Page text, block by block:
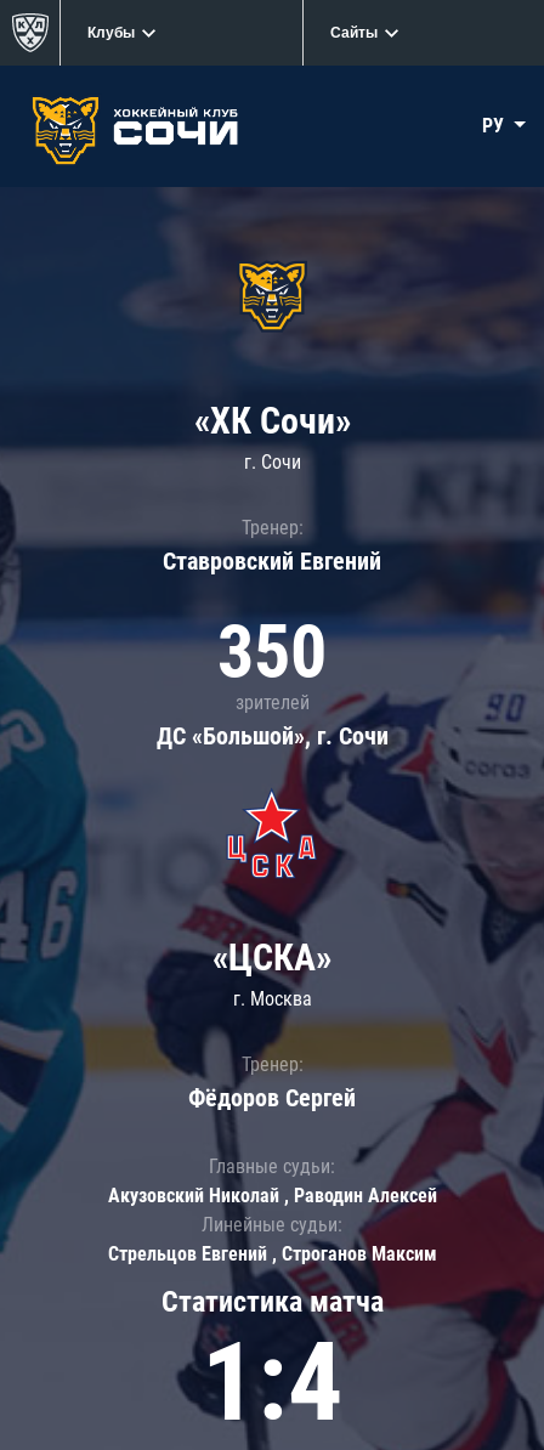
Клубы Сайты
РУ
«ХК Сочи»
г. Сочи
Тренер:
Ставровский Евгений
350
зрителей
ДС «Большой», г. Сочи
Статистика матча
1:4
«ЦСКА»
г. Москва
Тренер:
Фёдоров Сергей
Главные судьи:
Акузовский Николай , Раводин Алексей
Линейные судьи:
Стрельцов Евгений , Строганов Максим